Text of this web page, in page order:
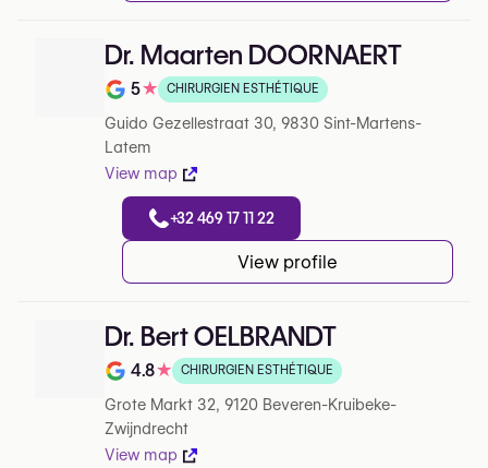
Dr. Maarten DOORNAERT
Note de 5 sur 5 sur Google
5★ CHIRURGIEN ESTHÉTIQUE
Guido Gezellestraat 30, 9830 Sint-Martens-
Latem
View map
+32 469 17 11 22
View profile
Dr. Bert OELBRANDT
Note de 4.8 sur 5 sur Google
4.8★ CHIRURGIEN ESTHÉTIQUE
Grote Markt 32, 9120 Beveren-Kruibeke-
Zwijndrecht
View map